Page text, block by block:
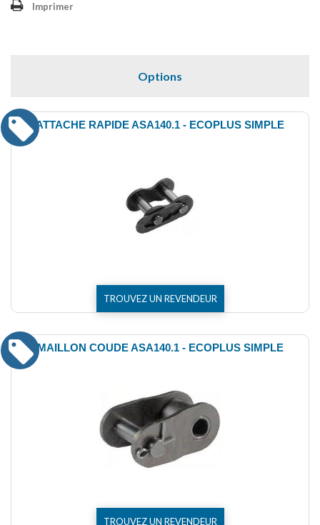
Imprimer
Options
ATTACHE RAPIDE ASA140.1 - ECOPLUS SIMPLE
TROUVEZ UN REVENDEUR
MAILLON COUDE ASA140.1 - ECOPLUS SIMPLE
TROUVEZ UN REVENDEUR